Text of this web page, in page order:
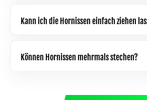
Kann ich die Hornissen einfach ziehen
Können Hornissen mehrmals stechen?